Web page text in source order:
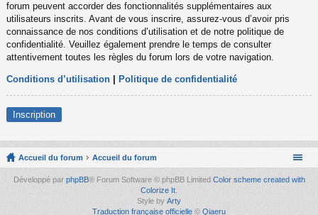
forum peuvent accorder des fonctionnalités supplémentaires aux
utilisateurs inscrits. Avant de vous inscrire, assurez-vous d’avoir pris
connaissance de nos conditions d’utilisation et de notre politique de
confidentialité. Veuillez également prendre le temps de consulter
attentivement toutes les règles du forum lors de votre navigation.
Conditions d’utilisation Politique de confidentialité
Inscription
Accueil du forum Accueil du forum
Développé par phpBB® Forum Software © phpBB Limited Color scheme created with
Colorize It.
Style by Arty
Traduction française officielle © Qiaeru